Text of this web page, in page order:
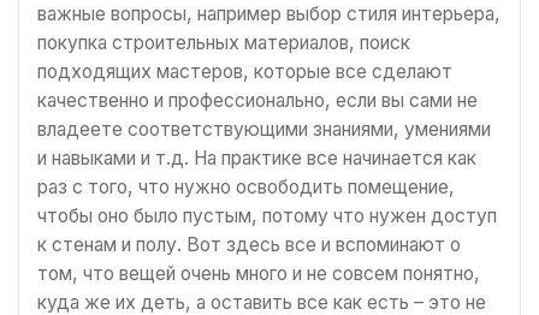
важные вопросы, например выбор стиля интерьера,
покупка строительных материалов, поиск
подходящих мастеров, которые все сделают
качественно и профессионально, если вы сами не
владеете соответствующими знаниями, умениями
и навыками и т.д. На практике все начинается как
раз с того, что нужно освободить помещение,
чтобы оно было пустым, потому что нужен доступ
к стенам и полу. Вот здесь все и вспоминают о
том, что вещей очень много и не совсем понятно,
куда же их деть, а оставить все как есть – это не